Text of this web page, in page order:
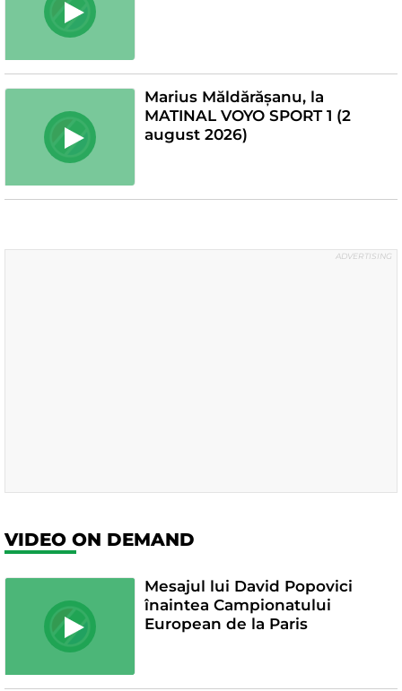
Marius Măldărășanu, la
MATINAL VOYO SPORT 1 (2
august 2026)
VIDEO ON DEMAND
Mesajul lui David Popovici
înaintea Campionatului
European de la Paris